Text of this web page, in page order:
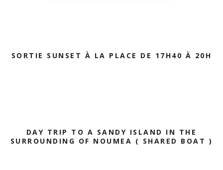
SORTIE SUNSET À LA PLACE DE 17H40 À 20H
DAY TRIP TO A SANDY ISLAND IN THE
SURROUNDING OF NOUMEA ( SHARED BOAT )